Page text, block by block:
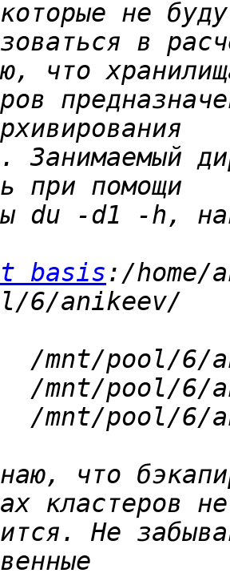
в
Занимаемый
basis:/home/
что
Не